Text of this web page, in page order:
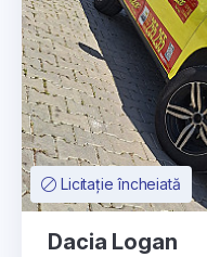
Licitație încheiată
Dacia Logan